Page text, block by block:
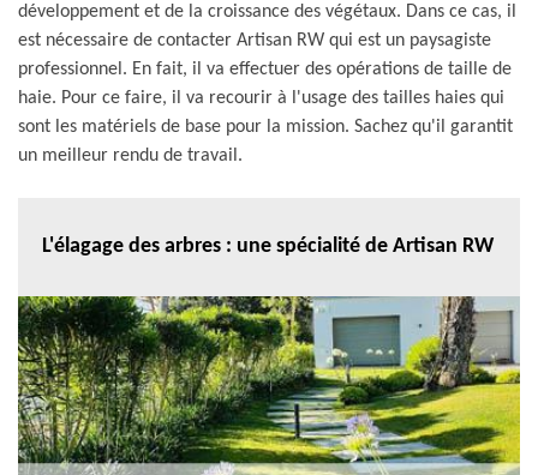
développement et de la croissance des végétaux. Dans ce cas, il
est nécessaire de contacter Artisan RW qui est un paysagiste
professionnel. En fait, il va effectuer des opérations de taille de
haie. Pour ce faire, il va recourir à l'usage des tailles haies qui
sont les matériels de base pour la mission. Sachez qu'il garantit
un meilleur rendu de travail.
L'élagage des arbres : une spécialité de Artisan RW